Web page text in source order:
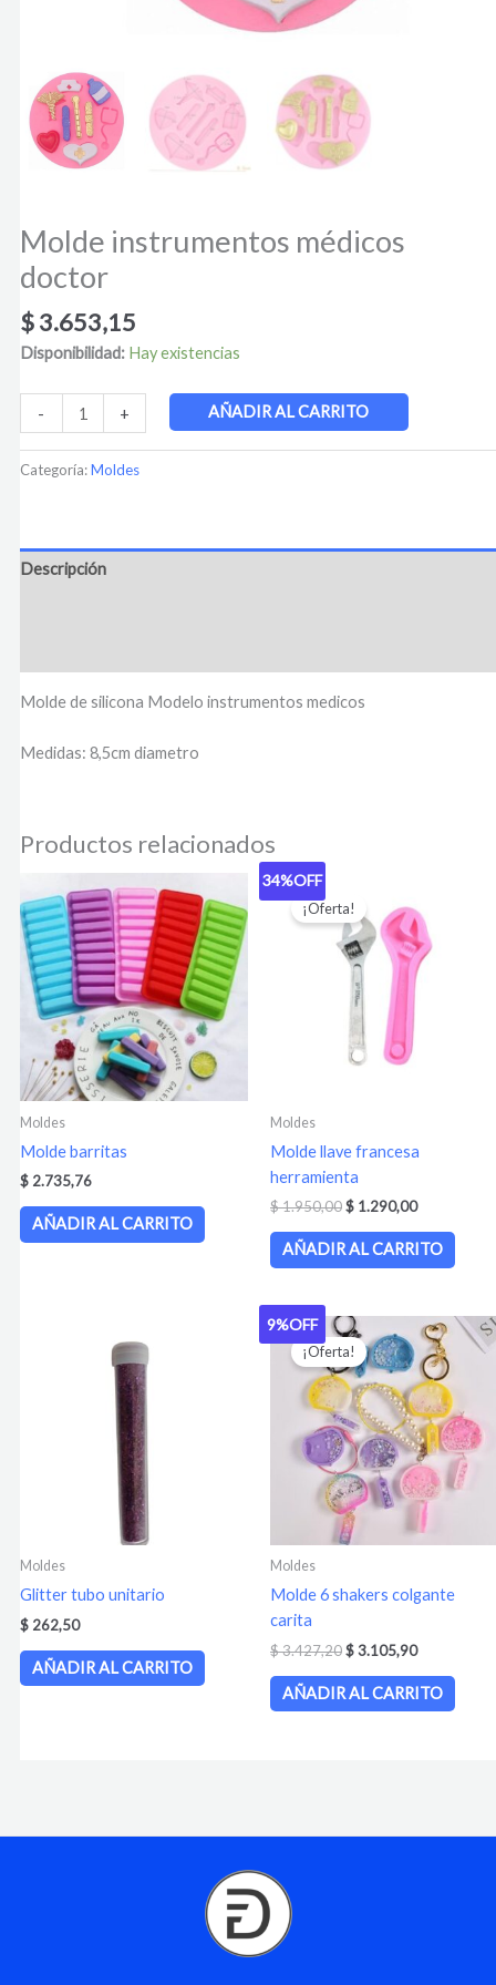
Molde instrumentos médicos
doctor
$3.653,15
Disponibilidad: Hay existencias
- + AÑADIR AL CARRITO
Categoría:Moldes
Descripción
Molde de silicona Modelo instrumentos medicos
Medidas: 8,5cm diametro
Productos relacionados
Moldes
Molde barritas
$2.735,76
AÑADIR AL CARRITO
34%OFF
¡Oferta!
Moldes
Molde llave francesa
herramienta
$1.950,00
precio
original
era:
$ 1.950,00.
$ 1.290,00
actual
es:
$ 1.290,00.
AÑADIR AL CARRITO
Moldes
Glitter tubo unitario
$262,50
AÑADIR AL CARRITO
9%OFF
¡Oferta!
Moldes
Molde 6 shakers colgante
carita
$3.427,20
El
precio
original
era:
$ 3.427,20.
$3.105,90
El
precio
actual
es:
$ 3.105,90.
AÑADIR AL CARRITO